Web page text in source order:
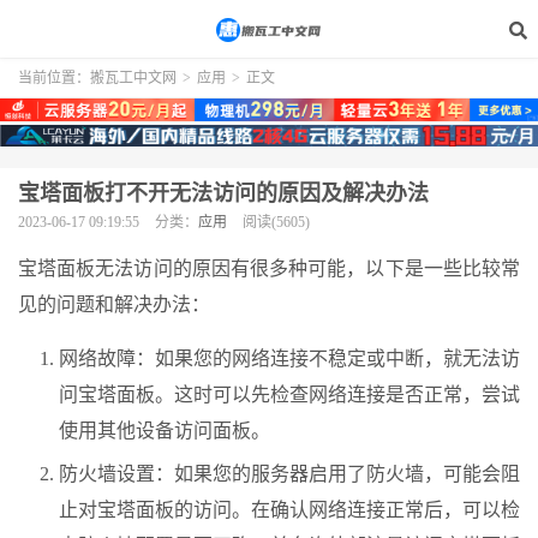
当前位置： 搬瓦工中文网 > 应用 > 正文
宝塔面板打不开无法访问的原因及解决办法
2023-06-17 09:19:55 分类： 应用 阅读(5605)
宝塔面板无法访问的原因有很多种可能，以下是一些比较常
见的问题和解决办法：
网络故障：如果您的网络连接不稳定或中断，就无法访
问宝塔面板。这时可以先检查网络连接是否正常，尝试
使用其他设备访问面板。
防火墙设置：如果您的服务器启用了防火墙，可能会阻
止对宝塔面板的访问。在确认网络连接正常后，可以检